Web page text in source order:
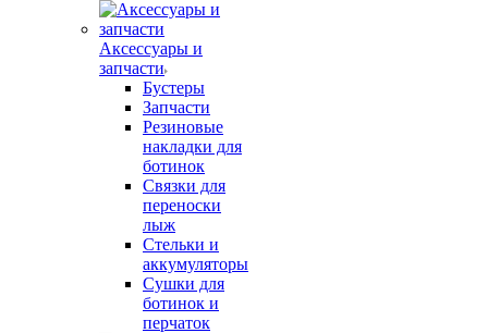
Аксессуары и
запчасти
Бустеры
Запчасти
Резиновые
накладки для
ботинок
Связки для
переноски
лыж
Стельки и
аккумуляторы
Сушки для
ботинок и
перчаток